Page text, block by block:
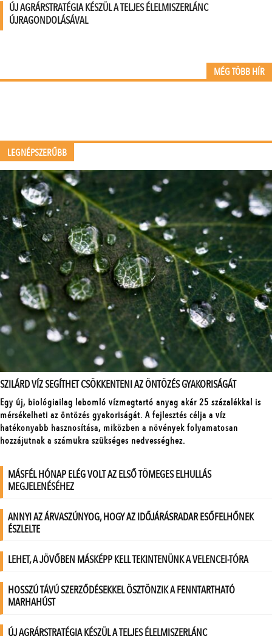
ÚJ AGRÁRSTRATÉGIA KÉSZÜL A TELJES ÉLELMISZERLÁNC
ÚJRAGONDOLÁSÁVAL
MÉG TÖBB HÍR
LEGNÉPSZERŰBB